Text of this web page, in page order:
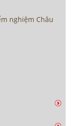
nghiệm Châu